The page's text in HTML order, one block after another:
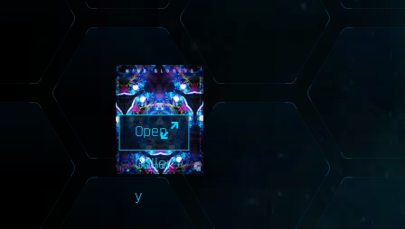
Open
Galler
y